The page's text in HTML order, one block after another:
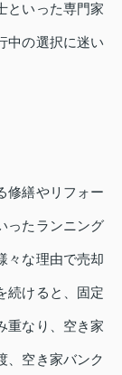
といった専門家
中の選択に迷い
修繕やリフォー
ったランニング
々な理由で売却
続けると、固定
重なり、空き家
、空き家バンク